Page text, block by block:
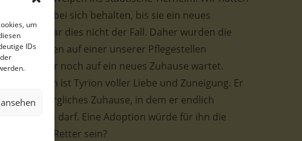
um
IDs
Welpen bei sich behalten, bis sie ein neues
leider war dies nicht der Fall. Daher wurden die
Hunden auf einer unserer Pflegestellen
immer noch auf ein neues Zuhause wartet.
ins Leben ist Tyrion voller Liebe und Zuneigung. Er
und fürsorgliches Zuhause, in dem er endlich
erfahren darf. Eine Adoption würde für ihn die
Tyrions Retter sein?